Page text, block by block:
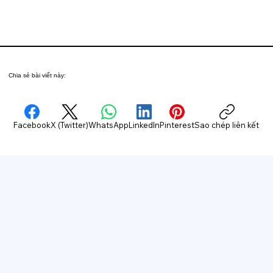
Chia sẻ bài viết này:
FacebookX (Twitter)WhatsAppLinkedInPinterestSao chép liên kết